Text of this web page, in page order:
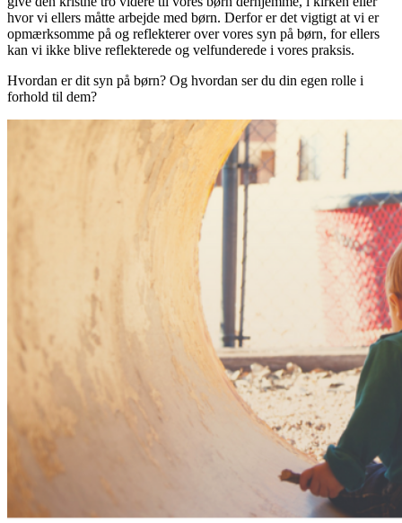
hvor vi ellers måtte arbejde med børn. Derfor er det vigtigt at vi er
opmærksomme på og reflekterer over vores syn på børn, for ellers
kan vi ikke blive reflekterede og velfunderede i vores praksis.
Hvordan er dit syn på børn? Og hvordan ser du din egen rolle i
forhold til dem?